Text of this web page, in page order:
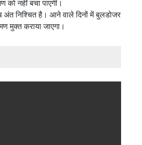
को नहीं बचा पाएगी।
निश्चित है। आने वाले दिनों में बुलडोजर
मुक्त कराया जाएगा।